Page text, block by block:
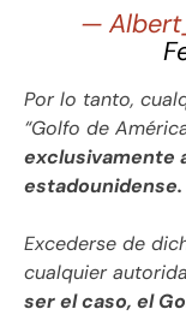
—
Por lo tanto,
“Golfo de
exclusivamente
estadounidense.
Excederse de
cualquier
ser el caso, el